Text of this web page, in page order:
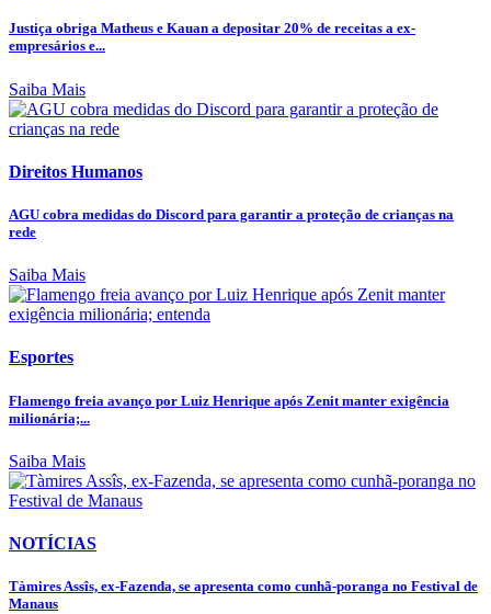
Justiça obriga Matheus e Kauan a depositar 20% de receitas a ex-
empresários e...
Saiba Mais
Direitos Humanos
AGU cobra medidas do Discord para garantir a proteção de crianças na
rede
Saiba Mais
Esportes
Flamengo freia avanço por Luiz Henrique após Zenit manter exigência
milionária;...
Saiba Mais
NOTÍCIAS
Tàmires Assîs, ex-Fazenda, se apresenta como cunhã-poranga no Festival de
Manaus